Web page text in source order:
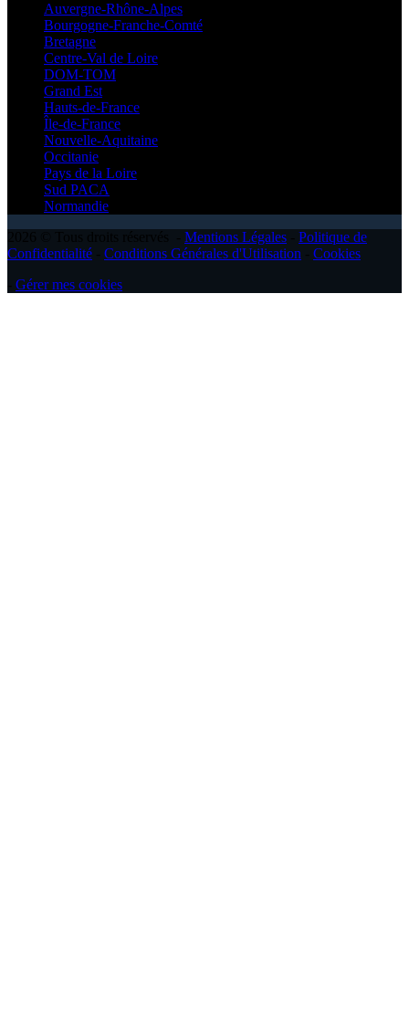
Auvergne-Rhône-Alpes
Bourgogne-Franche-Comté
Bretagne
Centre-Val de Loire
DOM-TOM
Grand Est
Hauts-de-France
Île-de-France
Nouvelle-Aquitaine
Occitanie
Pays de la Loire
Sud PACA
Normandie
Mentions Légales
Politique de
Confidentialité
Conditions Générales d'Utilisation
Cookies
Gérer mes cookies